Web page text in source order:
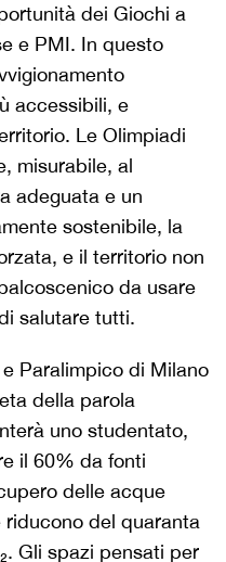
dei Giochi a
e PMI. In questo
accessibili, e
Le Olimpiadi
misurabile, al
adeguata e un
sostenibile, la
e il territorio non
da usare
salutare tutti.
Paralimpico di Milano
della parola
uno studentato,
il 60% da fonti
delle acque
del quaranta
Gli spazi pensati per